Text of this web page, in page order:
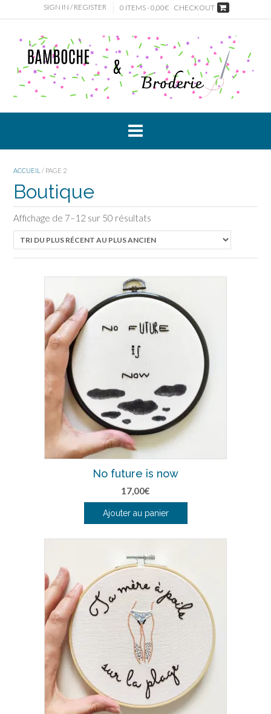
to
SIGN IN / REGISTER 0 ITEMS - 0,00€ CHECKOUT
ACCUEIL / PAGE 2
Boutique
Affichage de 7–12 sur 50 résultats
No future is now
17,00€
Ajouter au panier